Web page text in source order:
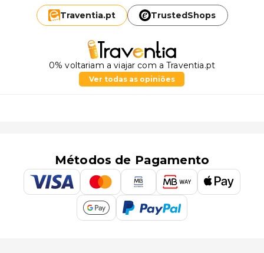
Traventia.pt TrustedShops
0% voltariam a viajar com a Traventia.pt
Ver todas as opiniões
Métodos de Pagamento